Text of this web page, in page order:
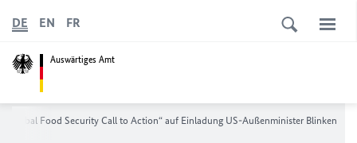
Auswärtiges Amt
DE EN FR
Food Security Call to Action“ auf Einladung US-Außenminister Blinken